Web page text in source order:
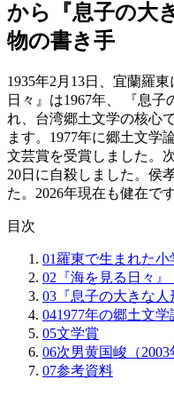
から『息子の大
物の書き手
1935年2月13日、宜蘭羅
日々』は1967年、 『息子
れ、台湾郷土文学の核心
ます。1977年に郷土文学
文芸賞を受賞しました。
20日に自殺しました。侯
た。2026年現在も健在です
目次
01羅東で生まれた
02 『海を見る日々
03 『息子の大きな
041977年の郷土文
05文学賞
06次男黄国峻（
07参考資料